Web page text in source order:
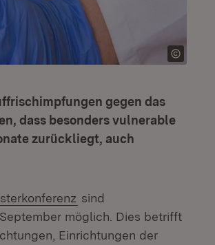
gegen das
dass besonders vulnerable
zurückliegt, auch
(Öffnet in neuem Fenster)
sind
möglich. Dies betrifft
Einrichtungen der